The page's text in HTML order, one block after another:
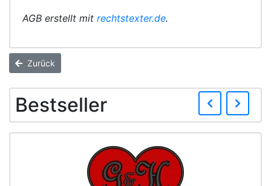
AGB erstellt mit rechtstexter.de.
Zurück
Bestseller